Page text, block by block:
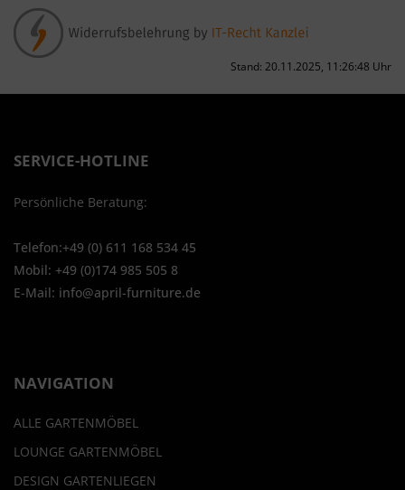
Stand: 20.11.2025, 11:26:48 Uhr
SERVICE-HOTLINE
Persönliche Beratung:
Telefon:+49 (0) 611 168 534 45
Mobil: +49 (0)174 985 505 8
E-Mail: info@april-furniture.de
NAVIGATION
ALLE GARTENMÖBEL
LOUNGE GARTENMÖBEL
DESIGN GARTENLIEGEN
Besondere Features:
Verwendung genauer Standortdaten
Endgeräteeigenschaften zur Identifikation aktiv abfragen